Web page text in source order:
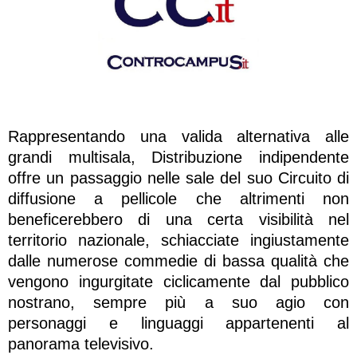
Rappresentando una valida alternativa alle
grandi multisala, Distribuzione indipendente
offre un passaggio nelle sale del suo Circuito di
diffusione a pellicole che altrimenti non
beneficerebbero di una certa visibilità nel
territorio nazionale, schiacciate ingiustamente
dalle numerose commedie di bassa qualità che
vengono ingurgitate ciclicamente dal pubblico
nostrano, sempre più a suo agio con
personaggi e linguaggi appartenenti al
panorama televisivo.